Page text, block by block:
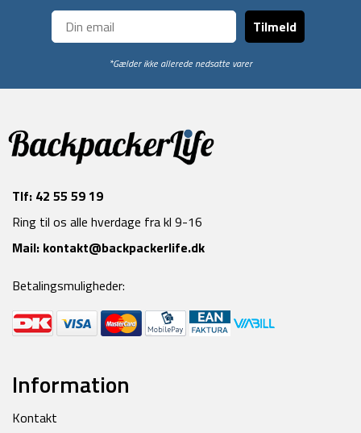
Tilmeld
*Gælder ikke allerede nedsatte varer
Tlf: 42 55 59 19
Ring til os alle hverdage fra kl 9-16
Mail: kontakt@backpackerlife.dk
Betalingsmuligheder:
Information
Kontakt